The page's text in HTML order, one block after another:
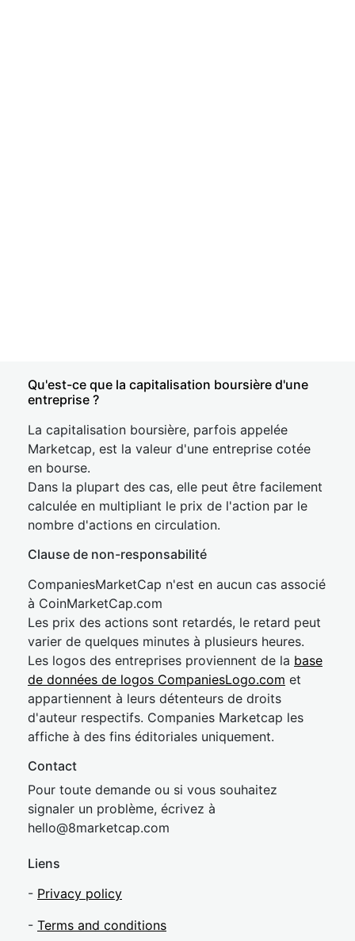
Qu'est-ce que la capitalisation boursière d'une
entreprise ?
La capitalisation boursière, parfois appelée
Marketcap, est la valeur d'une entreprise cotée
en bourse.
Dans la plupart des cas, elle peut être facilement
calculée en multipliant le prix de l'action par le
nombre d'actions en circulation.
Clause de non-responsabilité
CompaniesMarketCap n'est en aucun cas associé
à CoinMarketCap.com
Les prix des actions sont retardés, le retard peut
varier de quelques minutes à plusieurs heures.
Les logos des entreprises proviennent de la base
de données de logos CompaniesLogo.com et
appartiennent à leurs détenteurs de droits
d'auteur respectifs. Companies Marketcap les
affiche à des fins éditoriales uniquement.
Contact
Pour toute demande ou si vous souhaitez
signaler un problème, écrivez à
hello@8marketcap.com
Liens
- Privacy policy
- Terms and conditions